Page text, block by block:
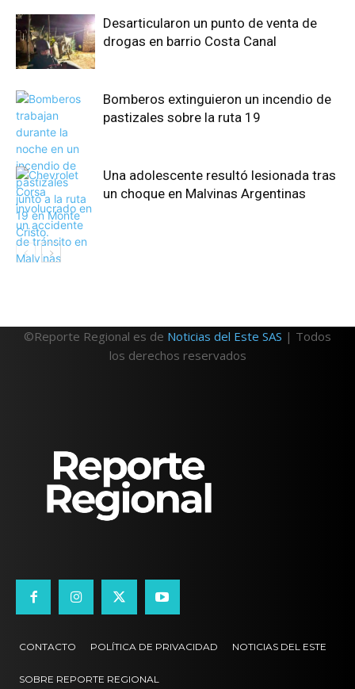
Desarticularon un punto de venta de
drogas en barrio Costa Canal
Bomberos extinguieron un incendio de
pastizales sobre la ruta 19
Una adolescente resultó lesionada tras
un choque en Malvinas Argentinas
©Reporte Regional es de Noticias del Este SAS | Todos
los derechos reservados
CONTACTO POLÍTICA DE PRIVACIDAD NOTICIAS DEL ESTE
SOBRE REPORTE REGIONAL